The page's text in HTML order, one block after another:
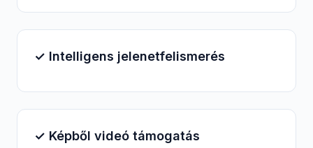
✓ Intelligens jelenetfelismerés
✓ Képből videó támogatás